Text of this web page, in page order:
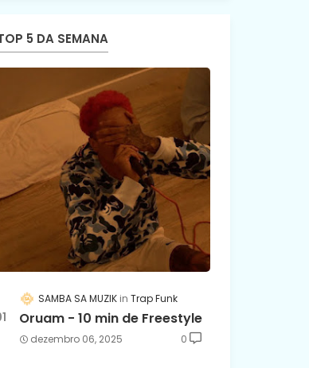
5 DA SEMANA
SAMBA SA MUZIK Trap Funk
Oruam - 10 min de Freestyle
dezembro 06, 2025 0